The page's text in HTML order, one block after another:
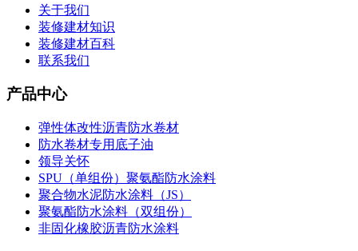
关于我们
装修建材知识
装修建材百科
联系我们
产品中心
弹性体改性沥青防水卷材
防水卷材专用底子油
领导关怀
SPU（单组份）聚氨酯防水涂料
聚合物水泥防水涂料（JS）
聚氨酯防水涂料（双组份）
非固化橡胶沥青防水涂料